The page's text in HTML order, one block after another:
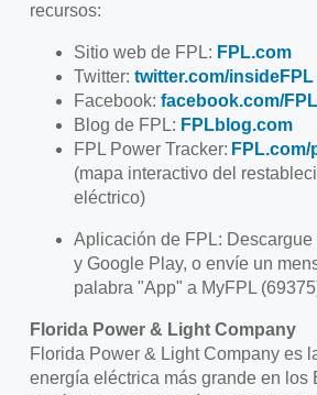
recursos:
Sitio web de FPL: FPL.com
Twitter: twitter.com/insideFPL
Facebook: facebook.com/
Blog de FPL: FPLblog.com
FPL Power Tracker:
(mapa interactivo del
eléctrico)
Aplicación de FPL: Descargue
y Google Play, o envíe un
palabra "App" a MyFPL
Florida Power & Light Company
Florida Power & Light Company es
energía eléctrica más grande en los